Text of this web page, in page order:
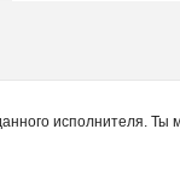
исполнителя.